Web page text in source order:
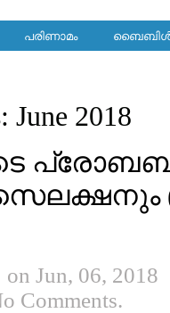
പരിണാമം
June 2018
on Jun, 06, 2018
Comments.